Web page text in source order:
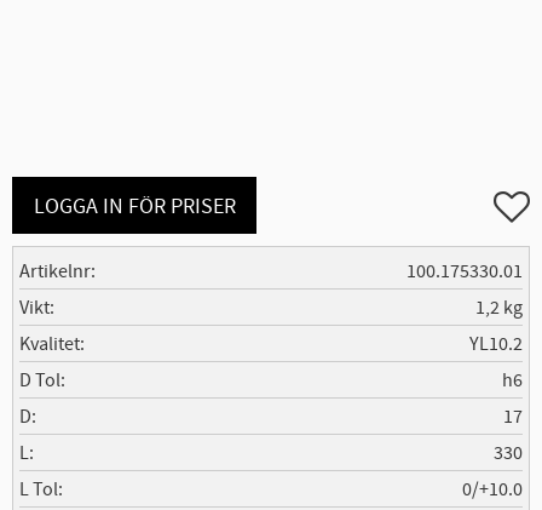
LOGGA IN FÖR PRISER Lägg
Artikelnr
100.175330.01
Vikt
1,2 kg
Kvalitet
YL10.2
D Tol
h6
D
17
L
330
L Tol
0/+10.0